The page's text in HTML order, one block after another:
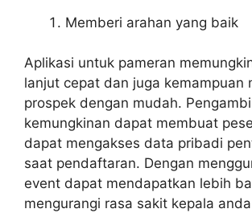
Memberi arahan yang baik
Aplikasi untuk pameran
lanjut cepat dan juga kemampuan
prospek dengan mudah.
kemungkinan dapat membuat
dapat mengakses data pribadi
saat pendaftaran. Dengan
event dapat mendapatkan lebih
mengurangi rasa sakit kepala